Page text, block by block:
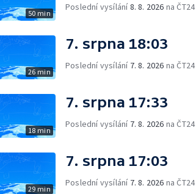
50 min
Poslední vysílání8. 8. 2026 na ČT24
26 min
7. srpna 18:03
Poslední vysílání 7. 8. 2026 na ČT24
18 min
7. srpna 17:33
Poslední vysílání 7. 8. 2026 na ČT24
29 min
7. srpna 17:03
Poslední vysílání 7. 8. 2026 na ČT24